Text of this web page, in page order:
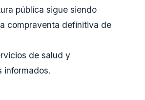
pública sigue siendo
compraventa definitiva de
de salud y
informados.